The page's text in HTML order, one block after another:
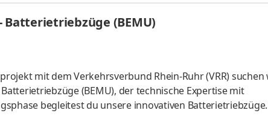
Sprechanlagen) Verdrahten von
in Mehrfam
(BEMU)
mit dem Verkehrsverbund Rhein‑Ruhr (VRR) suchen
(BEMU), der technische Expertise mit
begleitest du unsere innovativen Batterietriebzüge